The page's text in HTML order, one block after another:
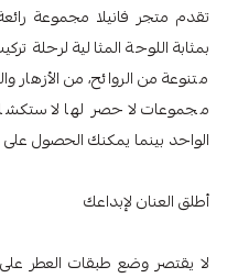
تقدم متجر فانيلا مجموعة
بمثابة اللوحة المثالية
متنوعة من الروائح، من الأزهار
مجموعات لا حصر لها
الواحد بينما يمكنك الحصول
أطلق العنان لإبداعك
لا يقتصر وضع طبقات العطر على